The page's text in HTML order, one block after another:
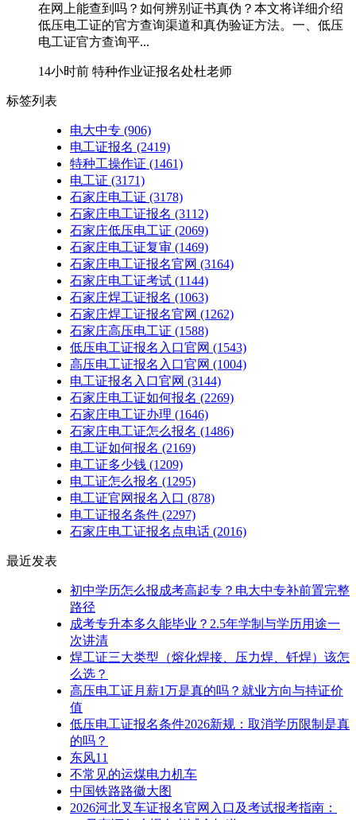
在网上能查到吗？如何辨别证书真伪？本文将详细介绍
低压电工证的官方查询渠道和真伪验证方法。一、低压
电工证官方查询平...
14小时前 特种作业证报名处杜老师
标签列表
电大中专 (906)
电工证报名 (2419)
特种工操作证 (1461)
电工证 (3171)
石家庄电工证 (3178)
石家庄电工证报名 (3112)
石家庄低压电工证 (2069)
石家庄电工证复审 (1469)
石家庄电工证报名官网 (3164)
石家庄电工证考试 (1144)
石家庄焊工证报名 (1063)
石家庄焊工证报名官网 (1262)
石家庄高压电工证 (1588)
低压电工证报名入口官网 (1543)
高压电工证报名入口官网 (1004)
电工证报名入口官网 (3144)
石家庄电工证如何报名 (2269)
石家庄电工证办理 (1646)
石家庄电工证怎么报名 (1486)
电工证如何报名 (2169)
电工证多少钱 (1209)
电工证怎么报名 (1295)
电工证官网报名入口 (878)
电工证报名条件 (2297)
石家庄电工证报名点电话 (2016)
最近发表
初中学历怎么报成考高起专？电大中专补前置完整
路径
成考专升本多久能毕业？2.5年学制与学历用途一
次讲清
焊工证三大类型（熔化焊接、压力焊、钎焊）该怎
么选？
高压电工证月薪1万是真的吗？就业方向与持证价
值
低压电工证报名条件2026新规：取消学历限制是真
的吗？
东风11
不常见的运煤电力机车
中国铁路路徽大图
2026河北叉车证报名官网入口及考试报考指南：